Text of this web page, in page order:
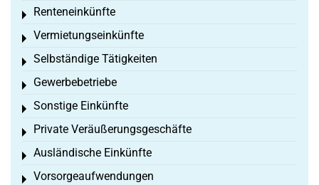
Renteneinkünfte
Toggle menu
Vermietungseinkünfte
Toggle menu
Selbständige Tätigkeiten
Toggle menu
Gewerbebetriebe
Toggle menu
Sonstige Einkünfte
Toggle menu
Private Veräußerungsgeschäfte
Toggle menu
Ausländische Einkünfte
Toggle menu
Vorsorgeaufwendungen
Toggle menu